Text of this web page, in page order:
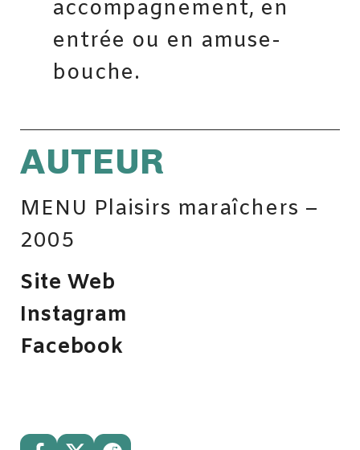
accompagnement, en
entrée ou en amuse-
bouche.
AUTEUR
MENU Plaisirs maraîchers –
2005
Site Web
Instagram
Facebook